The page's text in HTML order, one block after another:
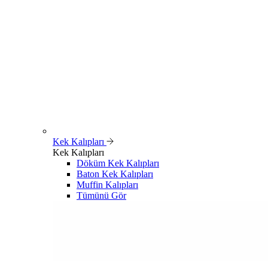
Kek Kalıpları
Kek Kalıpları
Döküm Kek Kalıpları
Baton Kek Kalıpları
Muffin Kalıpları
Tümünü Gör